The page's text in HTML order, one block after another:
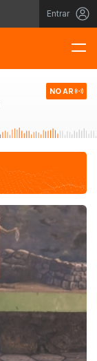
Entrar
NO AR